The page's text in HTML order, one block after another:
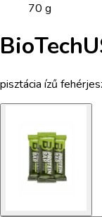
70 g
pisztácia ízű